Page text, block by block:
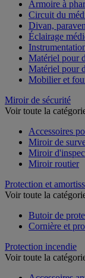
Armoire à
Circuit du
Divan,
Éclairage
Matériel pour
Matériel pour
Mobilier et
Miroir de sécurité
Voir toute la
Accessoires
Miroir de
Miroir
Miroir routier
Protection et
Voir toute la
Butoir de
Cornière et
Protection incendie
Voir toute la